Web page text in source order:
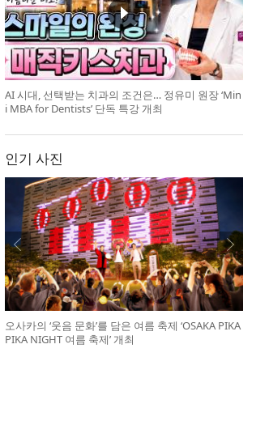
AI 시대, 선택받는 치과의 조건은… 정유미 원장 ‘Min
i MBA for Dentists’ 단독 특강 개최
인기 사진
오사카의 ‘웃음 문화’를 담은 여름 축제 ‘OSAKA PIKA
PIKA NIGHT 여름 축제’ 개최